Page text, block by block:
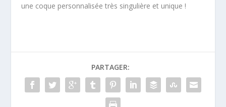
une coque personnalisée très singulière et unique !
PARTAGER: